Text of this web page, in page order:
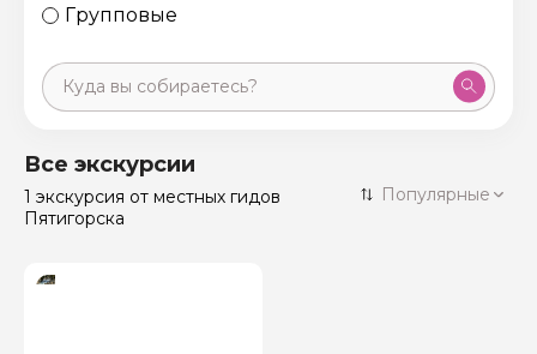
Групповые
Санкт-Петербург
Россия
50 экскурсий
Все экскурсии
1 экскурсия от местных гидов
Пятигорска
Популярные